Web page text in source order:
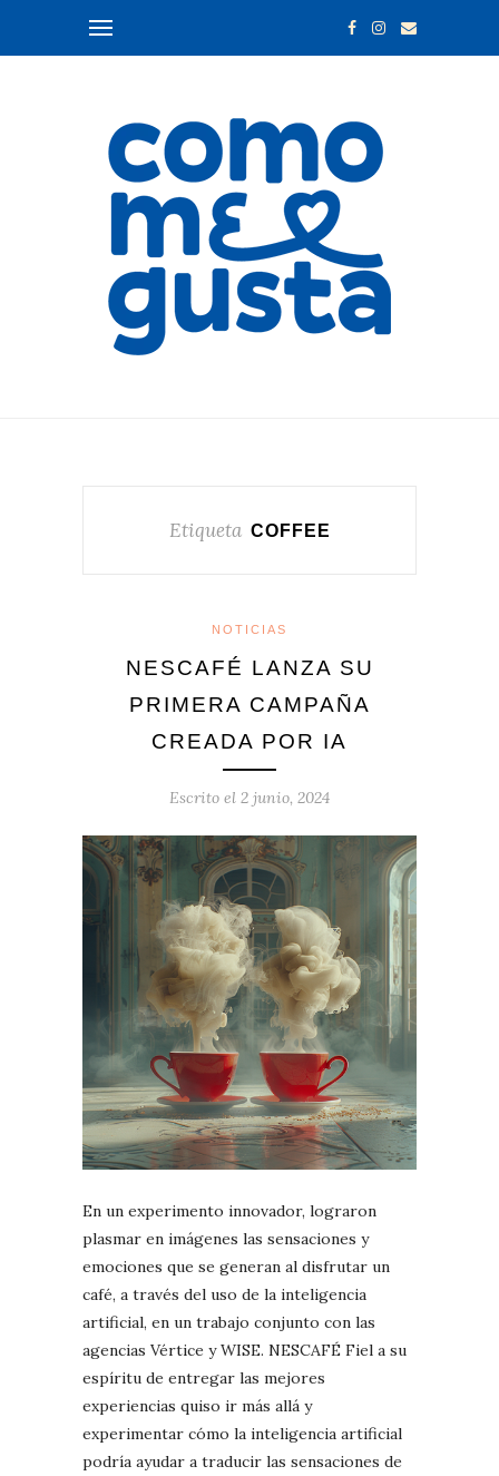
Etiqueta COFFEE
NOTICIAS
NESCAFÉ LANZA SU
PRIMERA CAMPAÑA
CREADA POR IA
Escrito el 2 junio, 2024
En un experimento innovador, lograron
plasmar en imágenes las sensaciones y
emociones que se generan al disfrutar un
café, a través del uso de la inteligencia
artificial, en un trabajo conjunto con las
agencias Vértice y WISE. NESCAFÉ Fiel a su
espíritu de entregar las mejores
experiencias quiso ir más allá y
experimentar cómo la inteligencia artificial
podría ayudar a traducir las sensaciones de